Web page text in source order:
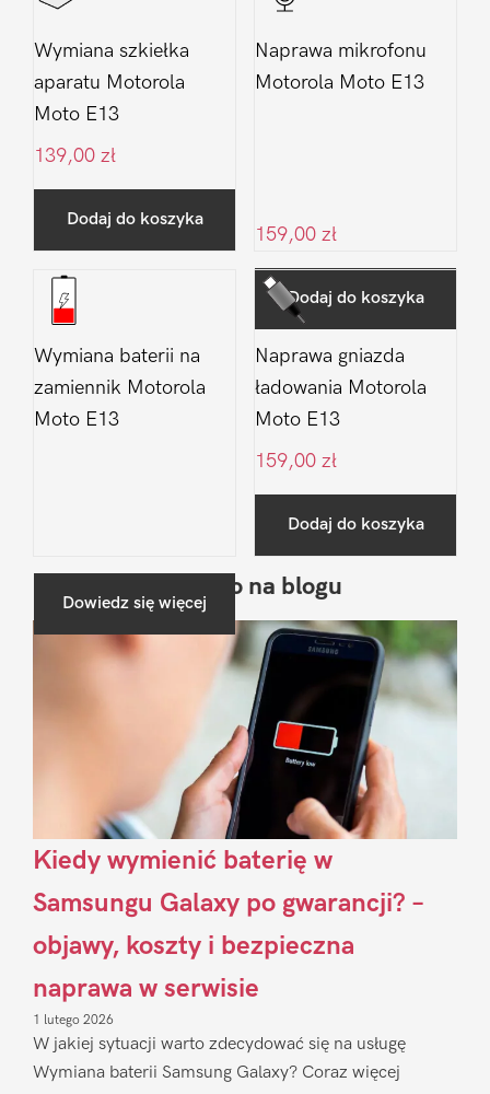
Wymiana szkiełka
aparatu Motorola
Moto E13
139,00 zł
Dodaj do koszyka
Naprawa mikrofonu
Motorola Moto E13
159,00 zł
Dodaj do koszyka
Wymiana baterii na
zamiennik Motorola
Moto E13
Dowiedz się więcej
Naprawa gniazda
ładowania Motorola
Moto E13
159,00 zł
Dodaj do koszyka
Pierwszy
Sidebar
Ostatnio na blogu
Kiedy wymienić baterię w
Samsungu Galaxy po gwarancji? –
objawy, koszty i bezpieczna
naprawa w serwisie
1 lutego 2026
W jakiej sytuacji warto zdecydować się na usługę
Wymiana baterii Samsung Galaxy? Coraz więcej